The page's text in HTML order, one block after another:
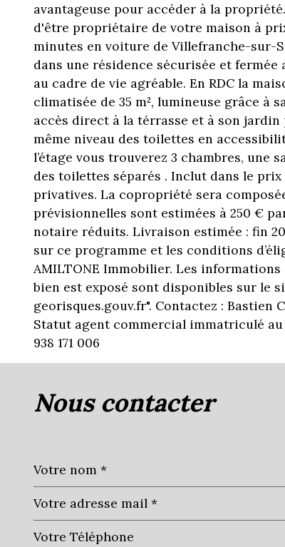
avantageuse pour accéder à la
d'être propriétaire de votre maison à
minutes en voiture de Villefranche-sur-
dans une résidence sécurisée et
au cadre de vie agréable. En RDC la
climatisée de 35 m², lumineuse grâce à
accès direct à la térrasse et à son
même niveau des toilettes en
l’étage vous trouverez 3 chambres, une
des toilettes séparés . Inclut dans le
privatives. La copropriété sera
prévisionnelles sont estimées à 250 €
notaire réduits. Livraison estimée : fin
sur ce programme et les conditions
AMILTONE Immobilier. Les
bien est exposé sont disponibles sur le
georisques.gouv.fr". Contactez : Bastien
Statut agent commercial immatriculé au
938 171 006
nous contacter